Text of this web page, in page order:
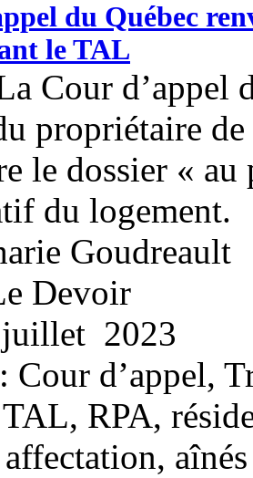
du Québec
le TAL
Cour d’appel
propriétaire
le dossier «
du logement.
Goudreault
Devoir
2023
Cour d’appel,
RPA,
aînés